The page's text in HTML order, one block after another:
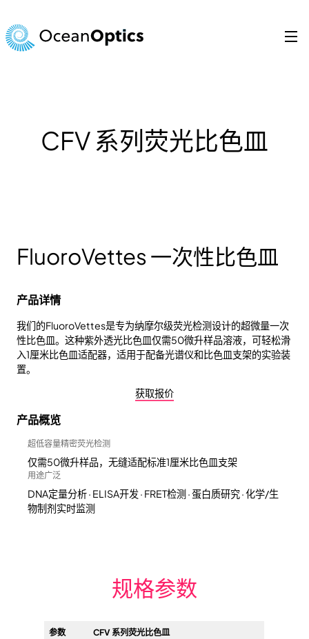
至
内
CFV 系列荧光比色皿
FluoroVettes 一次性比色皿
产品详情
我们的FluoroVettes是专为纳摩尔级荧光检测设计的超微量一次
性比色皿。这种紫外透光比色皿仅需50微升样品溶液，可轻松滑
入1厘米比色皿适配器，适用于配备光谱仪和比色皿支架的实验装
置。
获取报价
产品概览
超低容量精密荧光检测
仅需50微升样品，无缝适配标准1厘米比色皿支架
用途广泛
DNA定量分析 · ELISA开发 · FRET检测 · 蛋白质研究 · 化学/生
物制剂实时监测
规格参数
参数
CFV 系列荧光比色皿